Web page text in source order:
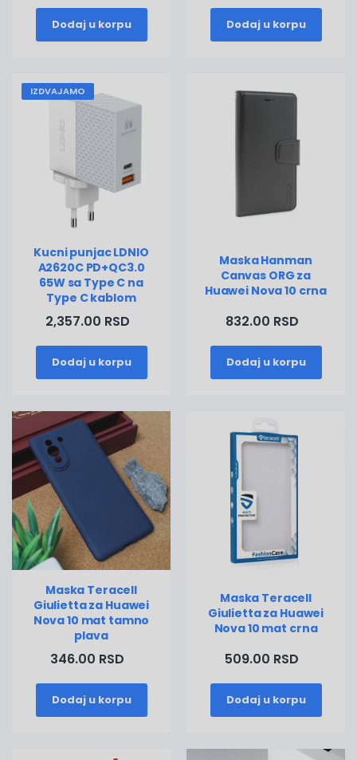
Dodaj u korpu Dodaj u korpu
IZDVAJAMO
Kucni punjac LDNIO
A2620C PD+QC3.0
65W sa Type C na
Type C kablom
2,357.00 RSD
Dodaj u korpu
Maska Hanman
Canvas ORG za
Huawei Nova 10 crna
832.00 RSD
Dodaj u korpu
Maska Teracell
Giulietta za Huawei
Nova 10 mat tamno
plava
346.00 RSD
Dodaj u korpu
Maska Teracell
Giulietta za Huawei
Nova 10 mat crna
509.00 RSD
Dodaj u korpu